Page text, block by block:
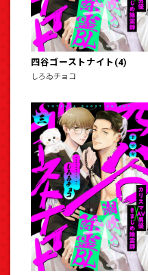
四谷ゴーストナイト(4)
しろゐチョコ